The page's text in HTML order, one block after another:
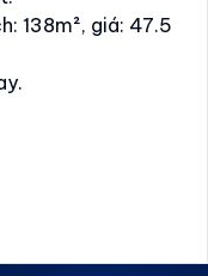
138m², giá: 47.5